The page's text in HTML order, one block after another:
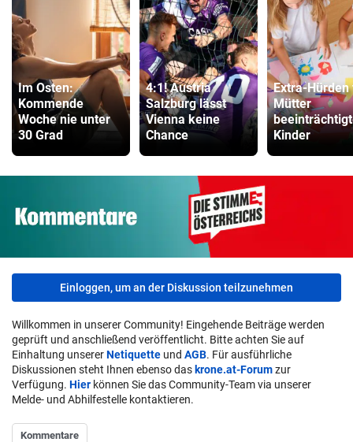
Im Osten:
Kommende
Woche nie unter
30 Grad
4:1! Austria
Salzburg lässt
Vienna keine
Chance
Extra-Hürden
Mütter
Kinder
Einloggen, um an der Diskussion teilzunehmen
Willkommen in unserer Community! Eingehende Beiträge werden
geprüft und anschließend veröffentlicht. Bitte achten Sie auf
Einhaltung unsererNetiquette und AGB. Für ausführliche
Diskussionen steht Ihnen ebenso daskrone.at-Forumzur
Verfügung. Hier können Sie das Community-Team via unserer
Melde- und Abhilfestelle kontaktieren.